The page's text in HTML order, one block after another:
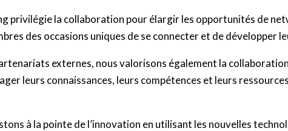
privilégie la collaboration pour élargir les opportunités de
des occasions uniques de se connecter et de développer
externes, nous valorisons également la
leurs connaissances, leurs compétences et leurs
à la pointe de l’innovation en utilisant les nouvelles